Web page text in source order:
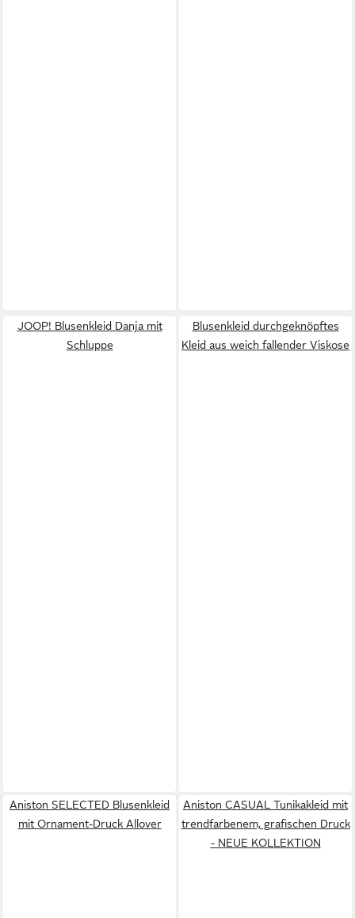
JOOP! Blusenkleid Danja mit
Schluppe
Blusenkleid durchgeknöpftes
Kleid aus weich fallender Viskose
Aniston SELECTED Blusenkleid
mit Ornament-Druck Allover
Aniston CASUAL Tunikakleid mit
trendfarbenem, grafischen Druck
- NEUE KOLLEKTION